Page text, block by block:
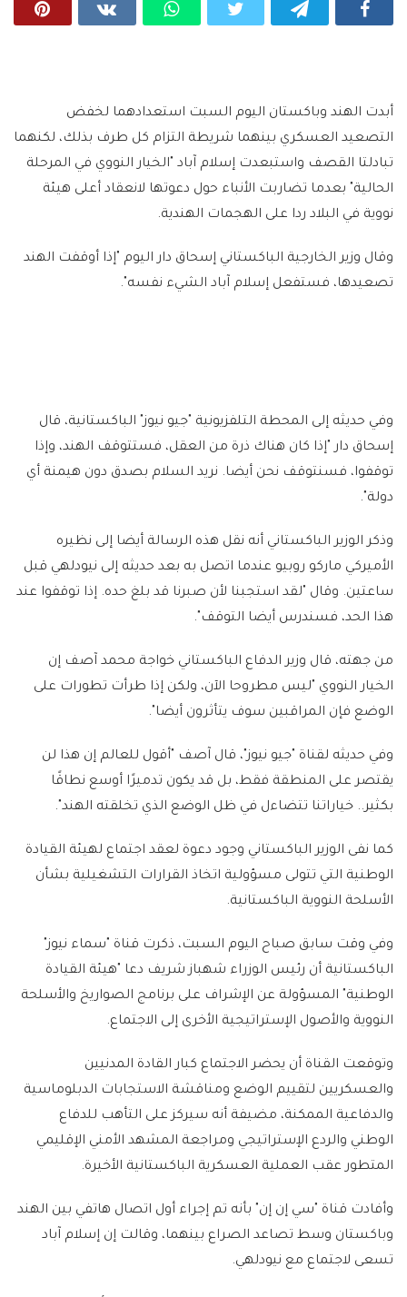
أبدت الهند وباكستان اليوم السبت استعدادهما لخفض
التصعيد العسكري بينهما شريطة التزام كل طرف بذلك، لكنهما
تبادلتا القصف واستبعدت إسلام آباد "الخيار النووي في المرحلة
الحالية" بعدما تضاربت الأنباء حول دعوتها لانعقاد أعلى هيئة
نووية في البلاد ردا على الهجمات الهندية.
وقال وزير الخارجية الباكستاني إسحاق دار اليوم "إذا أوقفت الهند
تصعيدها، فستفعل إسلام آباد الشيء نفسه".
وفي حديثه إلى المحطة التلفزيونية "جيو نيوز" الباكستانية، قال
إسحاق دار "إذا كان هناك ذرة من العقل، فستتوقف الهند، وإذا
توقفوا، فسنتوقف نحن أيضا. نريد السلام بصدق دون هيمنة أي
دولة".
وذكر الوزير الباكستاني أنه نقل هذه الرسالة أيضا إلى نظيره
الأميركي ماركو روبيو عندما اتصل به بعد حديثه إلى نيودلهي قبل
ساعتين. وقال "لقد استجبنا لأن صبرنا قد بلغ حده. إذا توقفوا عند
هذا الحد، فسندرس أيضا التوقف".
من جهته، قال وزير الدفاع الباكستاني خواجة محمد آصف إن
الخيار النووي "ليس مطروحا الآن، ولكن إذا طرأت تطورات على
الوضع فإن المراقبين سوف يتأثرون أيضا".
وفي حديثه لقناة "جيو نيوز"، قال آصف "أقول للعالم إن هذا لن
يقتصر على المنطقة فقط، بل قد يكون تدميرًا أوسع نطاقًا
بكثير.. خياراتنا تتضاءل في ظل الوضع الذي تخلقته الهند".
كما نفى الوزير الباكستاني وجود دعوة لعقد اجتماع لهيئة القيادة
الوطنية التي تتولى مسؤولية اتخاذ القرارات التشغيلية بشأن
الأسلحة النووية الباكستانية.
وفي وقت سابق صباح اليوم السبت، ذكرت قناة "سماء نيوز"
الباكستانية أن رئيس الوزراء شهباز شريف دعا "هيئة القيادة
الوطنية" المسؤولة عن الإشراف على برنامج الصواريخ والأسلحة
النووية والأصول الإستراتيجية الأخرى إلى الاجتماع.
وتوقعت القناة أن يحضر الاجتماع كبار القادة المدنيين
والعسكريين لتقييم الوضع ومناقشة الاستجابات الدبلوماسية
والدفاعية الممكنة، مضيفة أنه سيركز على التأهب للدفاع
الوطني والردع الإستراتيجي ومراجعة المشهد الأمني الإقليمي
المتطور عقب العملية العسكرية الباكستانية الأخيرة.
وأفادت قناة "سي إن إن" بأنه تم إجراء أول اتصال هاتفي بين الهند
وباكستان وسط تصاعد الصراع بينهما، وقالت إن إسلام آباد
تسعى لاجتماع مع نيودلهي.